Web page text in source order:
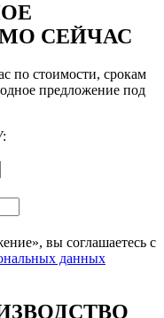
СЕЙЧАС
по стоимости, срокам
предложение под
вы соглашаетесь с
данных